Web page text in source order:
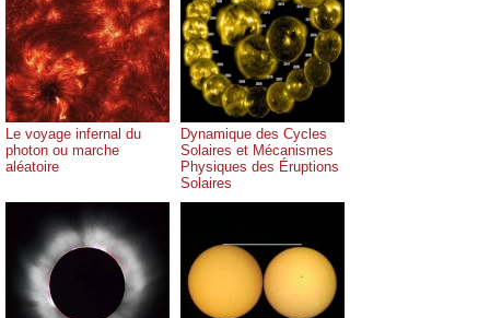
Le voyage infernal du
photon ou marche
aléatoire
Dynamique des Cycles
Solaires et Mécanismes
Physiques des Éruptions
Solaires